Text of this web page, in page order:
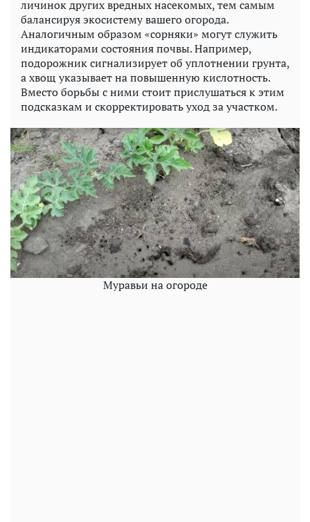
личинок других вредных насекомых, тем самым
балансируя экосистему вашего огорода.
Аналогичным образом «сорняки» могут служить
индикаторами состояния почвы. Например,
подорожник сигнализирует об уплотнении грунта,
а хвощ указывает на повышенную кислотность.
Вместо борьбы с ними стоит прислушаться к этим
подсказкам и скорректировать уход за участком.
Муравьи на огороде